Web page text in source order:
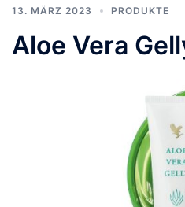
13. MÄRZ 2023 PRODUKTE
Aloe Vera